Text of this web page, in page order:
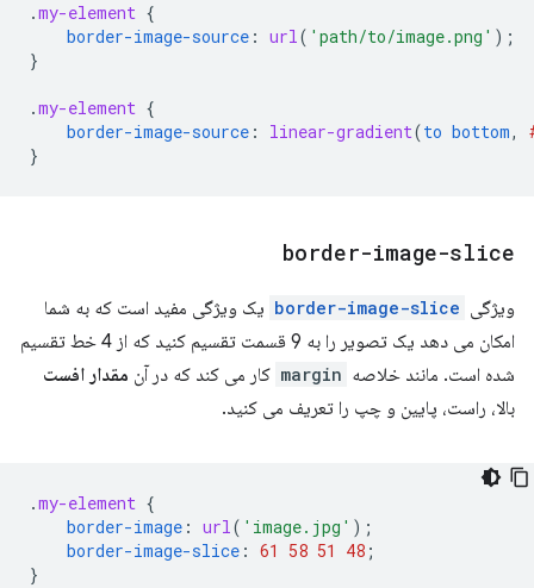
.my-element {
border-image-source : url( 'path/to/image.png' );
}
.my-element {
border-image-source : linear-gradient(to bottom,
}
border-image-slice
ویژگی border-image-slice یک ویژگی مفید است که به شما
امکان می دهد یک تصویر را به 9 قسمت تقسیم کنید که از 4 خط تقسیم
شده است. مانند خلاصه margin کار می کند که در آن مقدار افست
بالا، راست، پایین و چپ را تعریف می کنید.
.my-element {
border-image : url( 'image.jpg' );
border-image-slice : 61 58 51 48 ;
}